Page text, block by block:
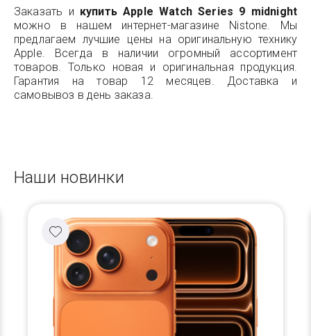
Заказать и купить Apple Watch Series 9 midnight
можно в нашем интернет-магазине Nistone. Мы
предлагаем лучшие цены на оригинальную технику
Apple. Всегда в наличии огромный ассортимент
товаров. Только новая и оригинальная продукция.
Гарантия на товар 12 месяцев. Доставка и
самовывоз в день заказа.
Наши новинки